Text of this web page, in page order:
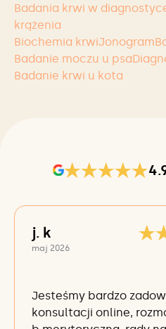
Badania krwi w
krążenia
Biochemia krwiJonogram
Badanie moczu u psa
Badanie krwi u kota
j. k
maj 2026
Jesteśmy bardzo
konsultacji online,